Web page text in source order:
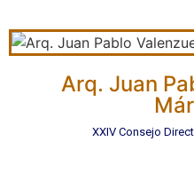
Arq. Juan
XXIV Consejo